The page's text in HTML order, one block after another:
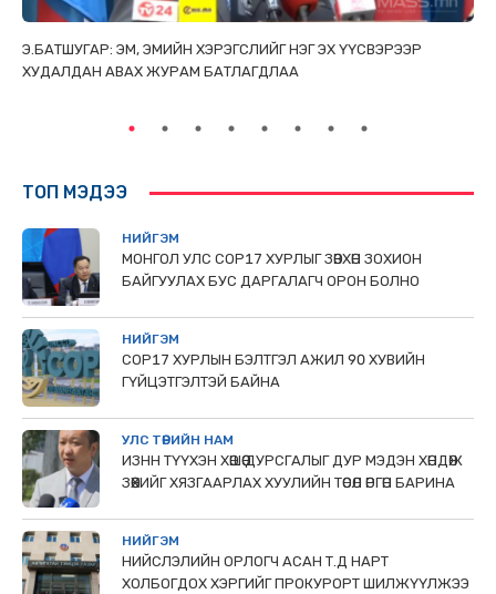
Э.БАТШУГАР: ЭМ, ЭМИЙН ХЭРЭГСЛИЙГ НЭГ ЭХ ҮҮСВЭРЭЭР
ХУДАЛДАН АВАХ ЖУРАМ БАТЛАГДЛАА
ТОП МЭДЭЭ
НИЙГЭМ
МОНГОЛ УЛС СОР17 ХУРЛЫГ ЗӨВХӨН ЗОХИОН
БАЙГУУЛАХ БУС ДАРГАЛАГЧ ОРОН БОЛНО
НИЙГЭМ
COP17 ХУРЛЫН БЭЛТГЭЛ АЖИЛ 90 ХУВИЙН
ГҮЙЦЭТГЭЛТЭЙ БАЙНА
УЛС ТӨРИЙН НАМ
ИЗНН ТҮҮХЭН ХӨШӨӨ ДУРСГАЛЫГ ДУР МЭДЭН ХӨНДӨЖ
ЗӨӨХИЙГ ХЯЗГААРЛАХ ХУУЛИЙН ТӨСӨЛ ӨРГӨН БАРИНА
НИЙГЭМ
НИЙСЛЭЛИЙН ОРЛОГЧ АСАН Т.Д НАРТ
ХОЛБОГДОХ ХЭРГИЙГ ПРОКУРОРТ ШИЛЖҮҮЛЖЭЭ